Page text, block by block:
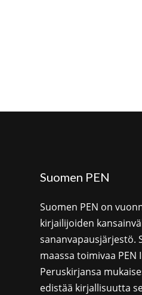
Suomen PEN
Suomen PEN on
kirjailijoiden
sananvapausjärjestö.
maassa toimivaa
Peruskirjansa
edistää kirjallisuutta